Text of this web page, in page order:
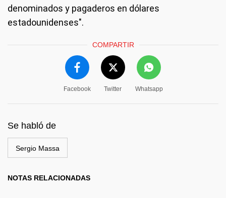
denominados y pagaderos en dólares
estadounidenses".
COMPARTIR
Facebook Twitter Whatsapp
Se habló de
Sergio Massa
NOTAS RELACIONADAS